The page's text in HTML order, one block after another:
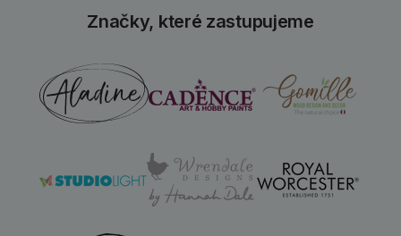
Značky, které zastupujeme